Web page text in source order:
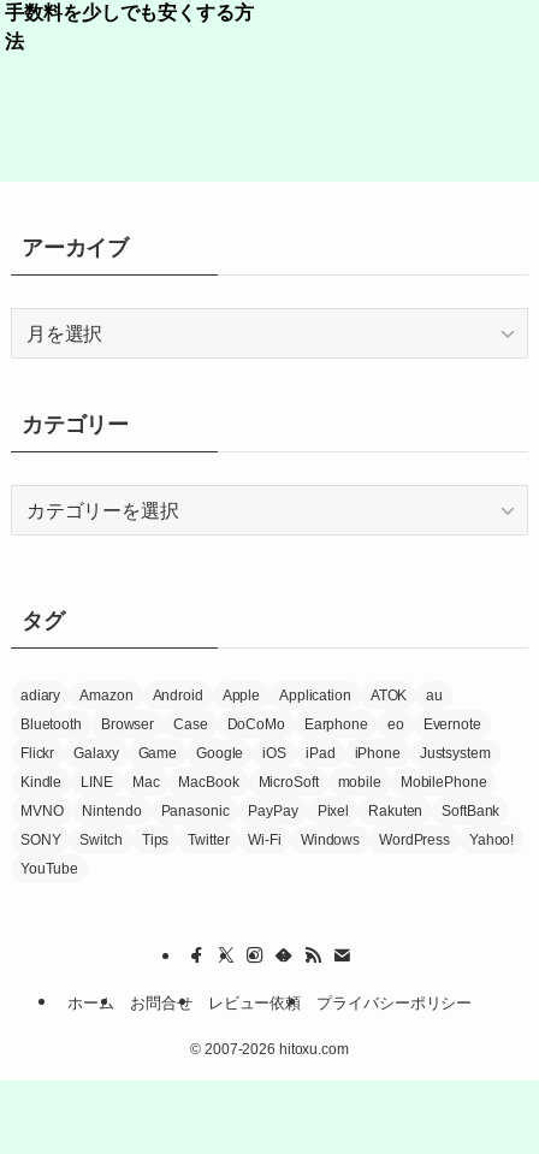
手数料を少しでも安くする方
法
アーカイブ
ブ
カテゴリー
ータグ
adiary Amazon Android Apple Application ATOK
au
Bluetooth
Browser Case DoCoMo Earphone eo
Evernote
Flickr
Galaxy Game Google iOS iPad iPhone
Justsystem
Kindle
LINE Mac MacBook MicroSoft mobile
MobilePhone
MVNO
Nintendo Panasonic PayPay Pixel Rakuten
SoftBank
SONY
Switch Tips Twitter Wi-Fi Windows WordPress
Yahoo!
YouTube
ホーム お問合せ レビュー依頼 プライバシーポリシー
© 2007-2026 hitoxu.com